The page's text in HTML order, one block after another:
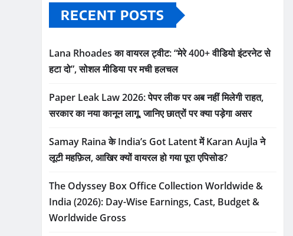
RECENT POSTS
Lana Rhoades का वायरल ट्वीट: “मेरे 400+ वीडियो इंटरनेट से
हटा दो”, सोशल मीडिया पर मची हलचल
Paper Leak Law 2026: पेपर लीक पर अब नहीं मिलेगी राहत,
सरकार का नया कानून लागू, जानिए छात्रों पर क्या पड़ेगा असर
Samay Raina के India’s Got Latent में Karan Aujla ने
लूटी महफ़िल, आखिर क्यों वायरल हो गया पूरा एपिसोड?
The Odyssey Box Office Collection Worldwide &
India (2026): Day-Wise Earnings, Cast, Budget &
Worldwide Gross